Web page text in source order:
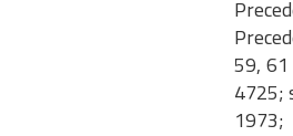
59,
4725;
1973;